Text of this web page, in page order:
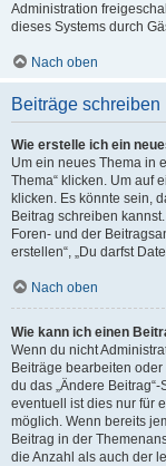
Administration
dieses Systems durch
Nach oben
Beiträge schreiben
Wie erstelle ich ein
Um ein neues Thema in
Thema“ klicken. Um auf
klicken. Es könnte sein,
Beitrag schreiben
Foren- und der
erstellen“, „Du darfst
Nach oben
Wie kann ich einen
Wenn du nicht
Beiträge bearbeiten
du das „Ändere
eventuell ist dies nur für
möglich. Wenn bereits
Beitrag in der
die Anzahl als auch der